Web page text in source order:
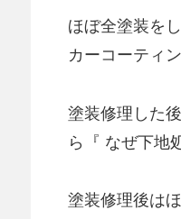
ほぼ全塗装を
カーコーティ
塗装修理した
ら『 なぜ下地
塗装修理後は